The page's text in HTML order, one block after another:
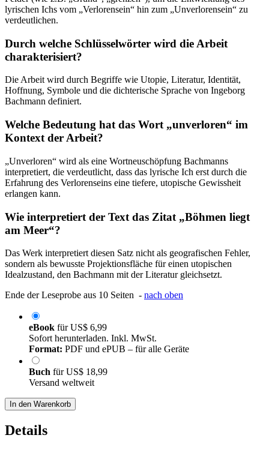
lyrischen Ichs vom „Verlorensein“ hin zum „Unverlorensein“ zu
verdeutlichen.
Durch welche Schlüsselwörter wird die Arbeit
charakterisiert?
Die Arbeit wird durch Begriffe wie Utopie, Literatur, Identität,
Hoffnung, Symbole und die dichterische Sprache von Ingeborg
Bachmann definiert.
Welche Bedeutung hat das Wort „unverloren“ im
Kontext der Arbeit?
„Unverloren“ wird als eine Wortneuschöpfung Bachmanns
interpretiert, die verdeutlicht, dass das lyrische Ich erst durch die
Erfahrung des Verlorenseins eine tiefere, utopische Gewissheit
erlangen kann.
Wie interpretiert der Text das Zitat „Böhmen liegt
am Meer“?
Das Werk interpretiert diesen Satz nicht als geografischen Fehler,
sondern als bewusste Projektionsfläche für einen utopischen
Idealzustand, den Bachmann mit der Literatur gleichsetzt.
Ende der Leseprobe aus 10 Seiten - nach oben
eBook fürUS$ 6,99
Sofort herunterladen. Inkl. MwSt.
Format: PDF und ePUB – für alle Geräte
Buch fürUS$ 18,99
Versand weltweit
In den Warenkorb
Details